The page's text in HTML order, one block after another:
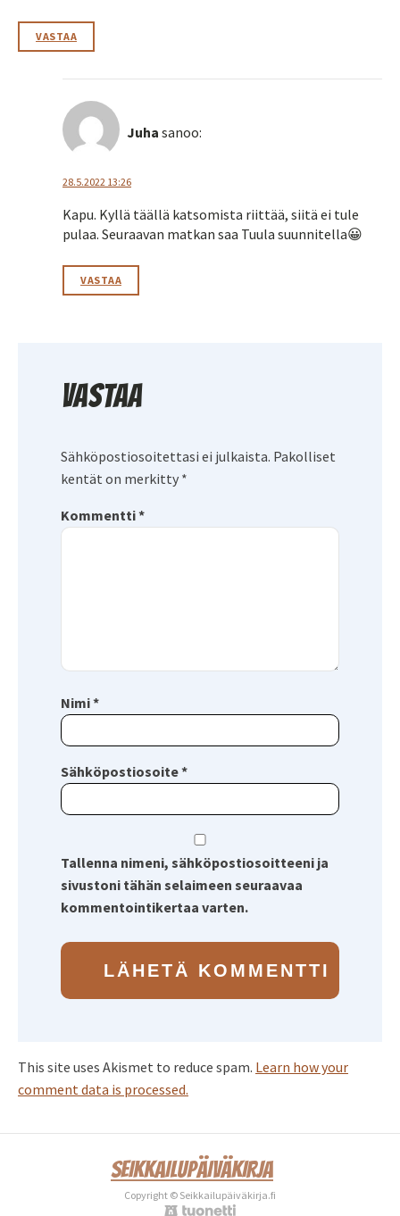
VASTAA
Juha sanoo:
28.5.2022 13:26
Kapu. Kyllä täällä katsomista riittää, siitä ei tule
pulaa. Seuraavan matkan saa Tuula suunnitella😀
VASTAA
Vastaa
Sähköpostiosoitettasi ei julkaista. Pakolliset
kentät on merkitty *
Kommentti*
Nimi*
Sähköpostiosoite*
Tallenna nimeni, sähköpostiosoitteeni ja
sivustoni tähän selaimeen seuraavaa
kommentointikertaa varten.
This site uses Akismet to reduce spam. Learn how your
comment data is processed.
SEIKKAILUPÄIVÄKIRJA
Copyright © Seikkailupäiväkirja.fi